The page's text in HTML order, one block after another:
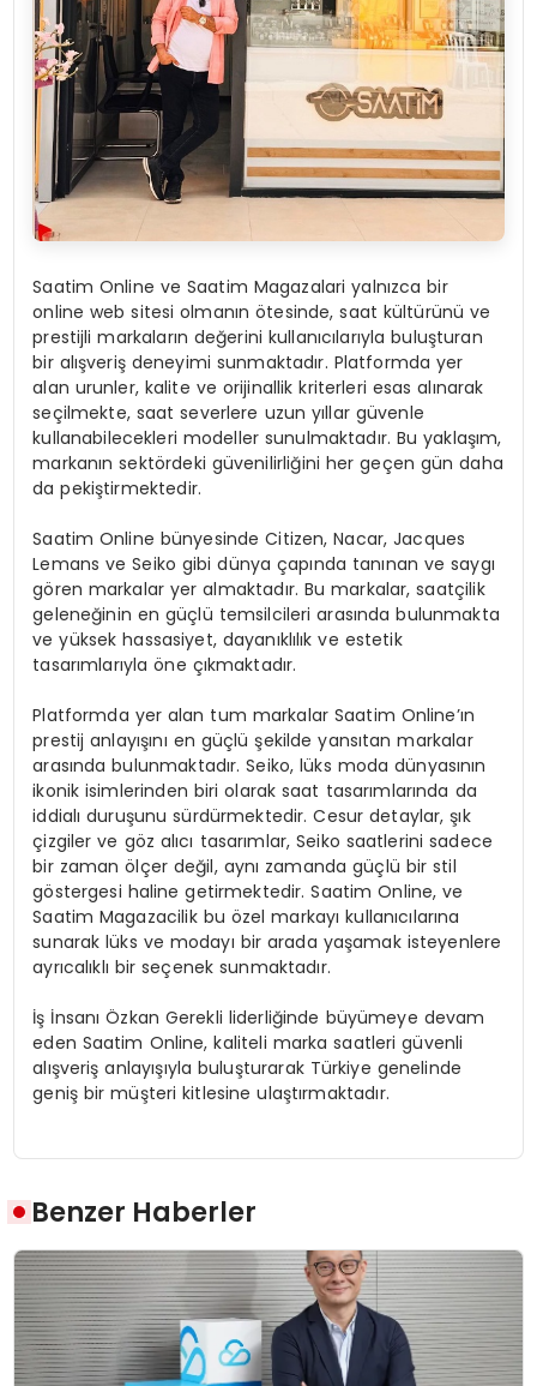
Saatim Online ve Saatim Magazalari yalnızca bir
online web sitesi olmanın ötesinde, saat kültürünü ve
prestijli markaların değerini kullanıcılarıyla buluşturan
bir alışveriş deneyimi sunmaktadır. Platformda yer
alan urunler, kalite ve orijinallik kriterleri esas alınarak
seçilmekte, saat severlere uzun yıllar güvenle
kullanabilecekleri modeller sunulmaktadır. Bu yaklaşım,
markanın sektördeki güvenilirliğini her geçen gün daha
da pekiştirmektedir.
Saatim Online bünyesinde Citizen, Nacar, Jacques
Lemans ve Seiko gibi dünya çapında tanınan ve saygı
gören markalar yer almaktadır. Bu markalar, saatçilik
geleneğinin en güçlü temsilcileri arasında bulunmakta
ve yüksek hassasiyet, dayanıklılık ve estetik
tasarımlarıyla öne çıkmaktadır.
Platformda yer alan tum markalar Saatim Online’ın
prestij anlayışını en güçlü şekilde yansıtan markalar
arasında bulunmaktadır. Seiko, lüks moda dünyasının
ikonik isimlerinden biri olarak saat tasarımlarında da
iddialı duruşunu sürdürmektedir. Cesur detaylar, şık
çizgiler ve göz alıcı tasarımlar, Seiko saatlerini sadece
bir zaman ölçer değil, aynı zamanda güçlü bir stil
göstergesi haline getirmektedir. Saatim Online, ve
Saatim Magazacilik bu özel markayı kullanıcılarına
sunarak lüks ve modayı bir arada yaşamak isteyenlere
ayrıcalıklı bir seçenek sunmaktadır.
İş İnsanı Özkan Gerekli liderliğinde büyümeye devam
eden Saatim Online, kaliteli marka saatleri güvenli
alışveriş anlayışıyla buluşturarak Türkiye genelinde
geniş bir müşteri kitlesine ulaştırmaktadır.
Benzer Haberler